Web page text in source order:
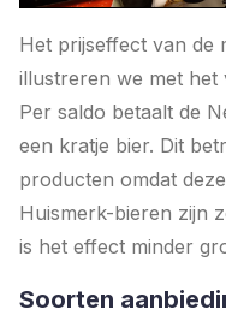
Het prijseffect van de
illustreren we met het
Per saldo betaalt de
een kratje bier. Dit
producten omdat
Huismerk-bieren zijn
is het effect minder
Soorten